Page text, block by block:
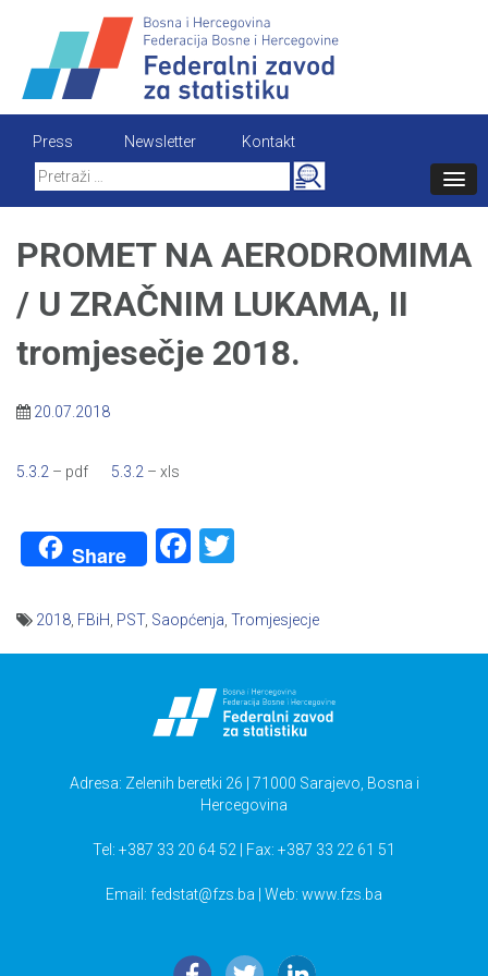
content
Press Newsletter
Kontakt
Search
for:
PROMET NA AERODROMIMA
/ U ZRAČNIM LUKAMA, II
tromjesečje 2018.
20.07.2018
5.3.2 – pdf 5.3.2 – xls
Share Facebook
2018 FBiH PST, Saopćenja Tromjesjecje
Adresa: Zelenih beretki 26 | 71000 Sarajevo, Bosna i
Hercegovina
Tel: +387 33 20 64 52 | Fax: +387 33 22 61 51
Email: fedstat@fzs.ba | Web: www.fzs.ba